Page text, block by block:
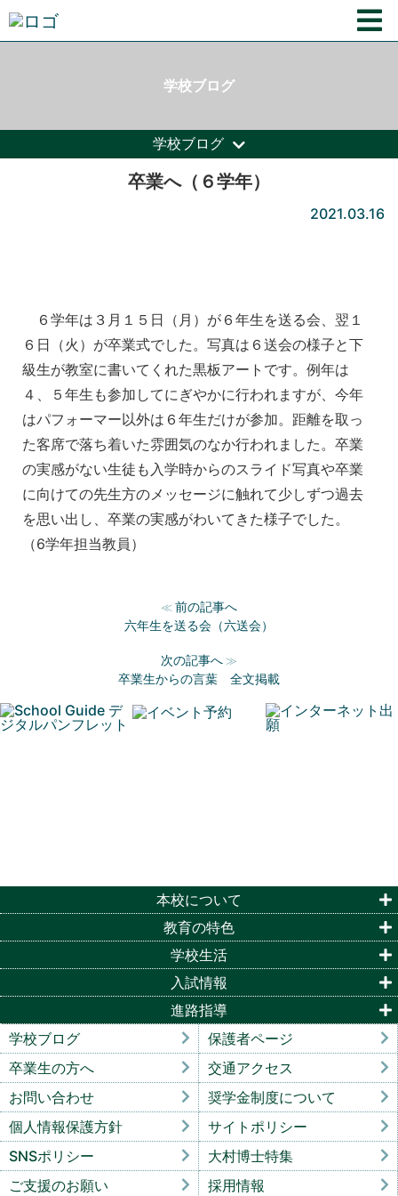
学校ブログ
学校ブログ
卒業へ（６学年）
2021.03.16
６学年は３月１５日（月）が６年生を送る会、翌１
６日（火）が卒業式でした。写真は６送会の様子と下
級生が教室に書いてくれた黒板アートです。例年は
４、５年生も参加してにぎやかに行われますが、今年
はパフォーマー以外は６年生だけが参加。距離を取っ
た客席で落ち着いた雰囲気のなか行われました。卒業
の実感がない生徒も入学時からのスライド写真や卒業
に向けての先生方のメッセージに触れて少しずつ過去
を思い出し、卒業の実感がわいてきた様子でした。
（6学年担当教員）
≪ 前の記事へ
六年生を送る会（六送会）
次の記事へ ≫
卒業生からの言葉 全文掲載
本校について
教育の特色
学校生活
入試情報
進路指導
学校ブログ
保護者ページ
卒業生の方へ
交通アクセス
お問い合わせ
奨学金制度について
個人情報保護方針
サイトポリシー
SNSポリシー
大村博士特集
ご支援のお願い
採用情報